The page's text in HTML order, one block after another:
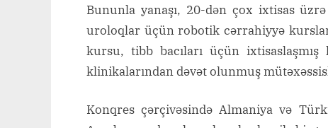
Bununla yanaşı, 20-dən çox ixtisas
uroloqlar üçün robotik cərrahiyyə
kursu, tibb bacıları üçün
klinikalarından dəvət olunmuş
Konqres çərçivəsində Almaniya və